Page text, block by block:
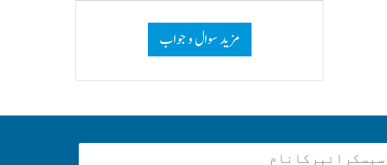
مزید سوال و جواب